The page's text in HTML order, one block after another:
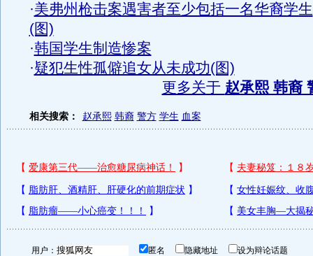
·美弗州枪击案遇害者至少包括一名华裔学生
(图)
·韩国学生制造惨案
·疑犯生性孤僻追女从未成功(图)
更多关于 赵承熙 韩裔
相关搜索： 赵承熙 韩裔 警方 学生 血案
用户： 匿名 隐藏地址 设为辩论话题